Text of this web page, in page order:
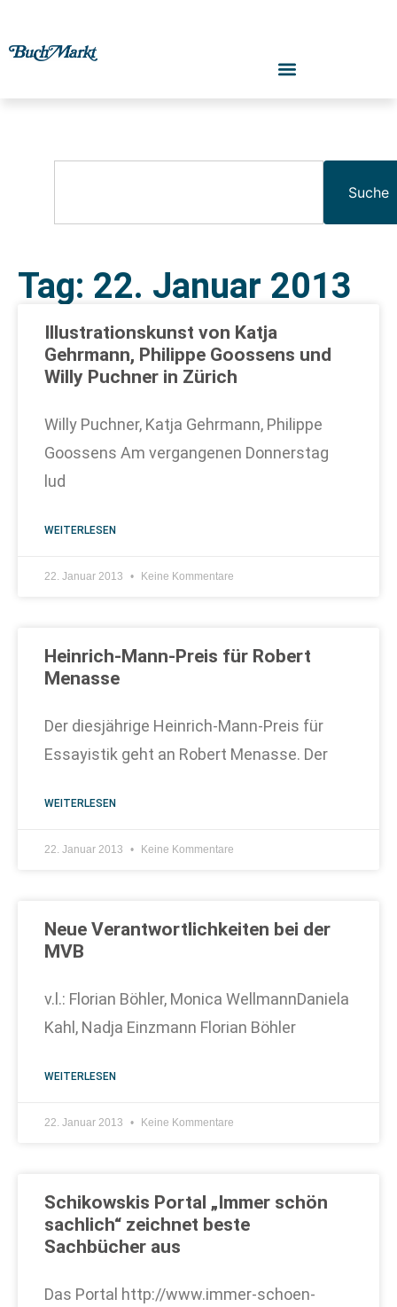
Suche
Tag: 22. Januar 2013
Illustrationskunst von Katja
Gehrmann, Philippe Goossens und
Willy Puchner in Zürich
Willy Puchner, Katja Gehrmann, Philippe
Goossens Am vergangenen Donnerstag
lud
WEITERLESEN
22. Januar 2013 Keine Kommentare
Heinrich-Mann-Preis für Robert
Menasse
Der diesjährige Heinrich-Mann-Preis für
Essayistik geht an Robert Menasse. Der
WEITERLESEN
22. Januar 2013 Keine Kommentare
Neue Verantwortlichkeiten bei der
MVB
v.l.: Florian Böhler, Monica WellmannDaniela
Kahl, Nadja Einzmann Florian Böhler
WEITERLESEN
22. Januar 2013 Keine Kommentare
Schikowskis Portal „Immer schön
sachlich“ zeichnet beste
Sachbücher aus
Das Portal http://www.immer-schoen-